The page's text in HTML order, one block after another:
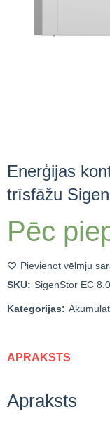
Enerģijas
trīsfāžu
Pēc
Pievienot vēlmju
SKU: SigenStor EC
Kategorijas:
APRAKSTS
Apraksts